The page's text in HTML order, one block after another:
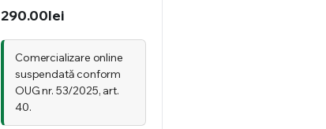
290.00lei
Comercializare online
suspendată conform
OUG nr. 53/2025, art.
40.